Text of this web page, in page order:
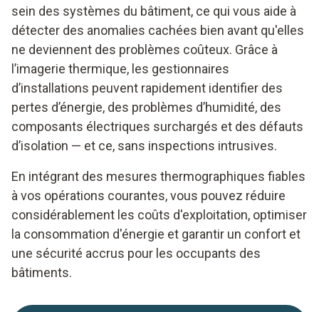
sein des systèmes du bâtiment, ce qui vous aide à
détecter des anomalies cachées bien avant qu'elles
ne deviennent des problèmes coûteux. Grâce à
l’imagerie thermique, les gestionnaires
d’installations peuvent rapidement identifier des
pertes d’énergie, des problèmes d’humidité, des
composants électriques surchargés et des défauts
d’isolation — et ce, sans inspections intrusives.
En intégrant des mesures thermographiques fiables
à vos opérations courantes, vous pouvez réduire
considérablement les coûts d'exploitation, optimiser
la consommation d'énergie et garantir un confort et
une sécurité accrus pour les occupants des
bâtiments.